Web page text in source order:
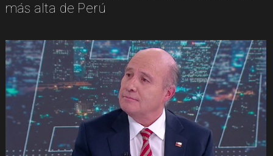
más alta de Perú